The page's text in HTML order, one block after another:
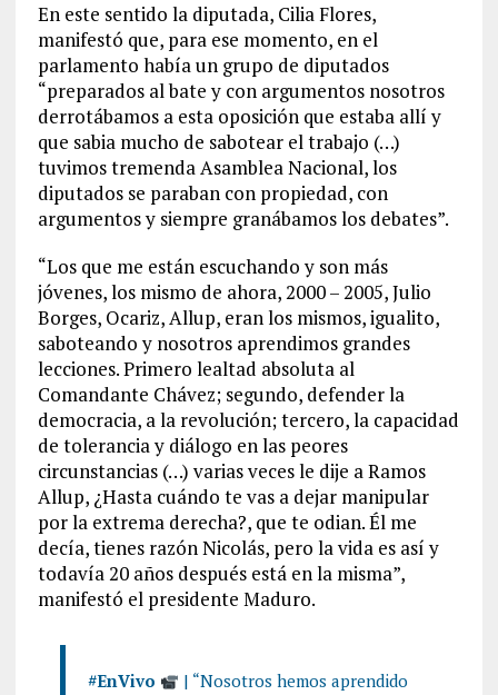
En este sentido la diputada, Cilia Flores,
manifestó que, para ese momento, en el
parlamento había un grupo de diputados
“preparados al bate y con argumentos nosotros
derrotábamos a esta oposición que estaba allí y
que sabia mucho de sabotear el trabajo (…)
tuvimos tremenda Asamblea Nacional, los
diputados se paraban con propiedad, con
argumentos y siempre granábamos los debates”.
“Los que me están escuchando y son más
jóvenes, los mismo de ahora, 2000 – 2005, Julio
Borges, Ocariz, Allup, eran los mismos, igualito,
saboteando y nosotros aprendimos grandes
lecciones. Primero lealtad absoluta al
Comandante Chávez; segundo, defender la
democracia, a la revolución; tercero, la capacidad
de tolerancia y diálogo en las peores
circunstancias (…) varias veces le dije a Ramos
Allup, ¿Hasta cuándo te vas a dejar manipular
por la extrema derecha?, que te odian. Él me
decía, tienes razón Nicolás, pero la vida es así y
todavía 20 años después está en la misma”,
manifestó el presidente Maduro.
#EnVivo
| “Nosotros hemos aprendido